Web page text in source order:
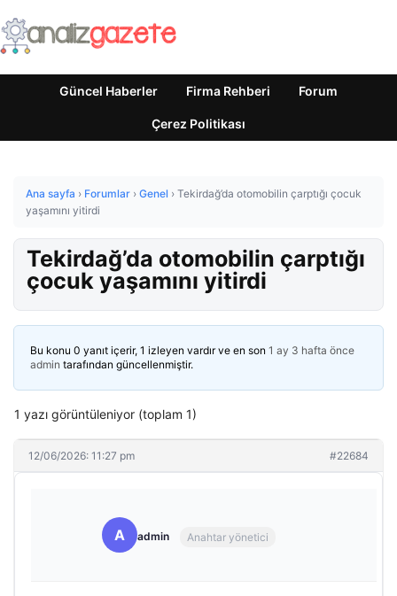
Güncel Haberler Firma Rehberi Forum
Çerez Politikası
Ana sayfa › Forumlar › Genel › Tekirdağ’da otomobilin çarptığı çocuk
yaşamını yitirdi
Tekirdağ’da otomobilin çarptığı
çocuk yaşamını yitirdi
Bu konu 0 yanıt içerir, 1 izleyen vardır ve en son 1 ay 3 hafta önce
admin tarafından güncellenmiştir.
1 yazı görüntüleniyor (toplam 1)
12/06/2026: 11:27 pm #22684
A admin Anahtar yönetici